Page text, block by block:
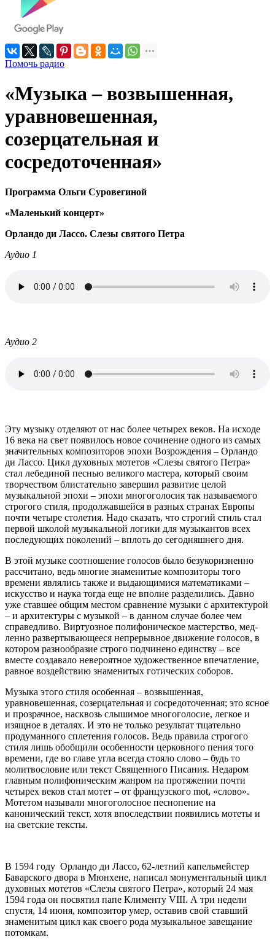
Помочь радио
«Музыка – возвышенная,
уравновешенная,
созерцательная и
сосредоточенная»
Программа Ольги Суровегиной
«Маленький концерт»
Орландо ди Лассо. Слезы святого Петра
Аудио 1
Аудио 2
Эту музыку отделяют от нас более четырех веков. На исходе
16 века на свет появилось новое сочинение одного из самых
значительных композиторов эпохи Возрождения – Орландо
ди Лассо. Цикл духовных мотетов «Слезы святого Петра»
стал лебединой песнью великого мастера, который своим
творчеством блистательно завершил развитие целой
музыкальной эпохи – эпохи многоголосия так называемого
строгого стиля, продолжавшейся в разных странах Европы
почти четыре столетия. Надо сказать, что строгий стиль стал
первой школой музыкальной логики для музыкантов всех
последующих поколений – вплоть до сегодняшнего дня.
В этой музыке соотношение голосов было безукоризненно
рассчитано, ведь многие знаменитые композиторы того
времени являлись также и выдающимися математиками –
искус­ство и наука тогда еще не вполне разделились. Давно
уже ставшее общим местом сравнение музыки с архитектурой
– и архитектуры с музыкой – в данном случае более чем
справедливо. Виртуозное полифоническое мастерство, мед­
ленно развертывающееся непрерывное движение голосов, в
котором разнообразие строго подчинено единству – все
вместе создавало невероятное художественное впечатление,
равное воздействию знаменитых готических соборов.
Музыка этого стиля особенная – возвышенная,
уравновешенная, созерцательная и сосредоточенная; это ясное
и прозрачное, насквозь слышимое многоголосие, легкое и
изящное в деталях. И это не только результат тщательно
продуманного сплетения голосов. Ведь правила строгого
стиля лишь обобщили особенности церковного пения того
времени, где во главе угла всегда стояло слово – будь то
молитвословие или текст Священного Писания. Недаром
главным полифоническим жанром на протяжении почти
четырех веков стал мотет – от французского mot, «слово».
Мотетом называли многоголосное песнопение на
канонический текст, хотя впоследствии появились мотеты и
на светские тексты.
В 1594 году Орландо ди Лассо, 62-летний капельмейстер
Баварского двора в Мюнхене, написал монументальный цикл
духовных мотетов «Слезы святого Петра», который 24 мая
1594 года он посвятил папе Клименту VIII. А три недели
спустя, 14 июня, композитор умер, оставив свой ставший
знаменитым цикл как своего рода музыкальное завещание
потомкам.